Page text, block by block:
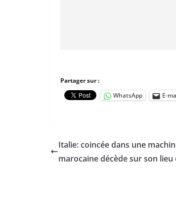
Partager sur :
WhatsApp
E-
Italie: coincée dans une
marocaine décède sur son